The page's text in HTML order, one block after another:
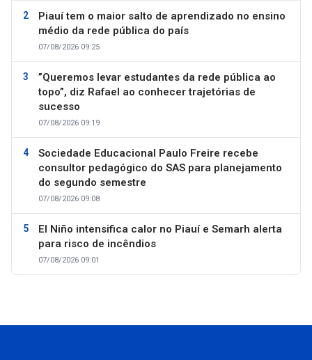
Piauí tem o maior salto de aprendizado no ensino
médio da rede pública do país
07/08/2026 09:25
”Queremos levar estudantes da rede pública ao
topo”, diz Rafael ao conhecer trajetórias de
sucesso
07/08/2026 09:19
Sociedade Educacional Paulo Freire recebe
consultor pedagógico do SAS para planejamento
do segundo semestre
07/08/2026 09:08
El Niño intensifica calor no Piauí e Semarh alerta
para risco de incêndios
07/08/2026 09:01